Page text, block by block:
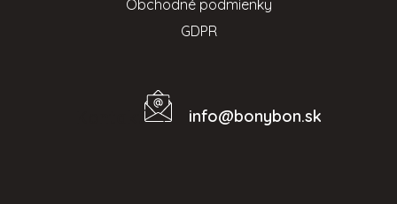
Obchodné podmienky
GDPR
info@bonybon.sk